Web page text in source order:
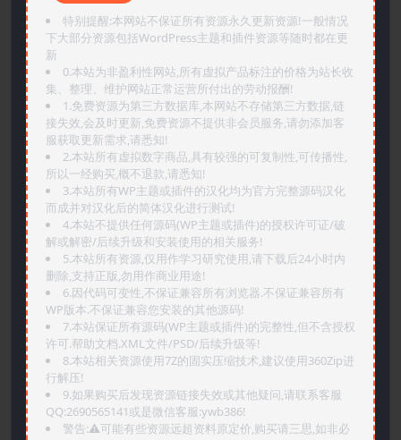
特别提醒:本网站不保证所有资源永久更新资源!一般情况
下大部分资源包括WordPress主题和插件资源等随时都在更
新
0.本站为非盈利性网站,所有虚拟产品标注的价格为站长收
集、整理、维护网站正常运营所付出的劳动报酬!
1.免费资源为第三方数据库,本网站不存储第三方数据,链
接失效,会及时更新,免费资源不提供非会员服务,请勿添加客
服获取更新需求,请悉知!
2.本站所有虚拟数字商品,具有较强的可复制性,可传播性,
所以一经购买,概不退款,请悉知!
3.本站所有WP主题或插件的汉化均为官方完整源码汉化
而成并对汉化后的简体汉化进行测试!
4.本站不提供任何源码(WP主题或插件)的授权许可证/破
解或解密/后续升级和安装使用的相关服务!
5.本站所有资源,仅用作学习研究使用,请下载后24小时内
删除,支持正版,勿用作商业用途!
6.因代码可变性,不保证兼容所有浏览器.不保证兼容所有
WP版本.不保证兼容您安装的其他源码!
7.本站保证所有源码(WP主题或插件)的完整性,但不含授权
许可.帮助文档.XML文件/PSD/后续升级等!
8.本站相关资源使用7Z的固实压缩技术,建议使用360Zip进
行解压!
9.如果购买后发现资源链接失效或其他疑问,请联系客服
QQ:2690565141或是微信客服:ywb386!
警告:⚠️可能有些资源远超资料原定价,购买请三思,如非必